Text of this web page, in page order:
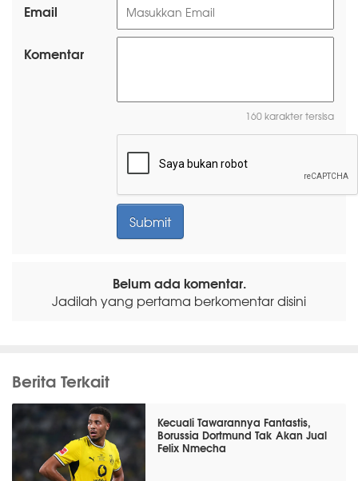
Email
Komentar
160 karakter tersisa
Belum ada komentar.
Jadilah yang pertama berkomentar disini
Berita Terkait
Kecuali Tawarannya Fantastis,
Borussia Dortmund Tak Akan Jual
Felix Nmecha